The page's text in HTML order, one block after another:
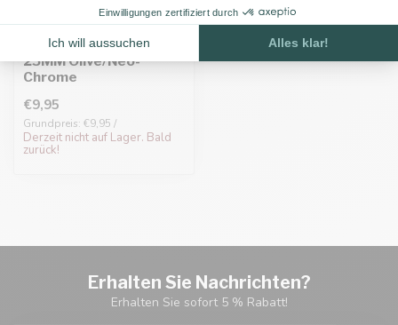
Vetleder Adapter
25MM Olive/Neo-
Chrome
€9,95
Grundpreis: €9,95 /
Derzeit nicht auf Lager. Bald
zurück!
Erhalten Sie Nachrichten?
Erhalten Sie sofort 5 % Rabatt!